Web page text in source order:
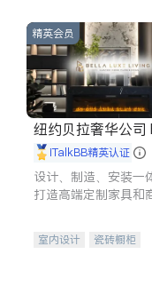
精英会员
纽约贝拉奢华公司 BELL
A LUXE
iTalkBB精英认证
设计、制造、安装一
打造高端定制家具和
室内设计
瓷砖橱柜